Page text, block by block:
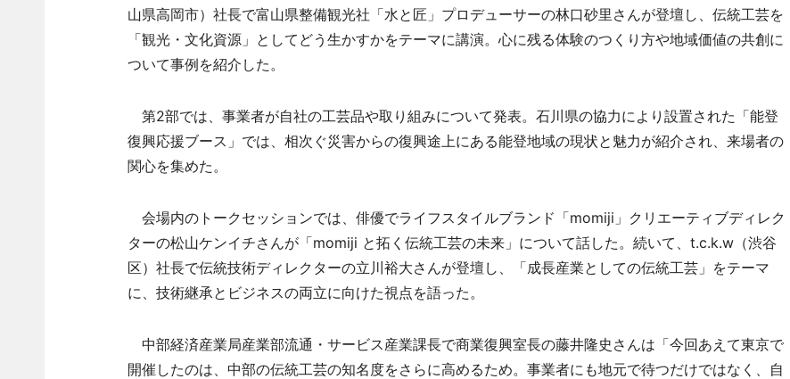
山県高岡市）社長で富山県整備観光社「水と匠」プロデューサーの林口砂里さんが登壇し、伝統工芸を
「観光・文化資源」としてどう生かすかをテーマに講演。心に残る体験のつくり方や地域価値の共創に
ついて事例を紹介した。
第2部では、事業者が自社の工芸品や取り組みについて発表。石川県の協力により設置された「能登
復興応援ブース」では、相次ぐ災害からの復興途上にある能登地域の現状と魅力が紹介され、来場者の
関心を集めた。
会場内のトークセッションでは、俳優でライフスタイルブランド「momiji」クリエーティブディレク
ターの松山ケンイチさんが「momiji と拓く伝統工芸の未来」について話した。続いて、t.c.k.w（渋谷
区）社長で伝統技術ディレクターの立川裕大さんが登壇し、「成長産業としての伝統工芸」をテーマ
に、技術継承とビジネスの両立に向けた視点を語った。
中部経済産業局産業部流通・サービス産業課長で商業復興室長の藤井隆史さんは「今回あえて東京で
開催したのは、中部の伝統工芸の知名度をさらに高めるため。事業者にも地元で待つだけではなく、自